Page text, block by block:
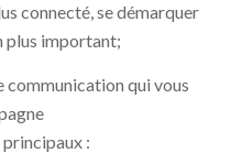
connecté, se démarquer
plus important;
communication qui vous
: